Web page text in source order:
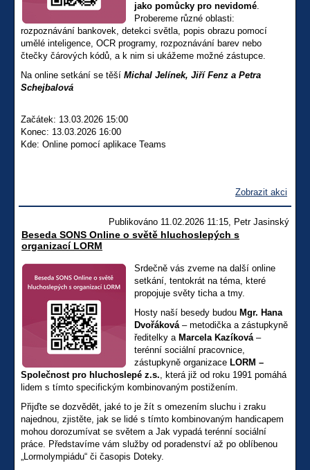
jako pomůcky pro nevidomé.
Probereme různé oblasti:
rozpoznávání bankovek, detekci světla, popis obrazu pomocí
umělé inteligence, OCR programy, rozpoznávání barev nebo
čtečky čárových kódů, a k nim si ukážeme možné zástupce.
Na online setkání se těší Michal Jelínek, Jiří Fenz a Petra
Schejbalová
Začátek: 13.03.2026 15:00
Konec: 13.03.2026 16:00
Kde: Online pomocí aplikace Teams
Zobrazit akci
Publikováno 11.02.2026 11:15, Petr Jasinský
Beseda SONS Online o světě hluchoslepých s
organizací LORM
Srdečně vás zveme na další online
setkání, tentokrát na téma, které
propojuje světy ticha a tmy.
Hosty naší besedy budou Mgr. Hana
Dvořáková– metodička a zástupkyně
ředitelky a Marcela Kazíková–
terénní sociální pracovnice,
zástupkyně organizace LORM –
Společnost pro hluchoslepé z.s., která již od roku 1991 pomáhá
lidem s tímto specifickým kombinovaným postižením.
Přijďte se dozvědět, jaké to je žít s omezením sluchu i zraku
najednou, zjistěte, jak se lidé s tímto kombinovaným handicapem
mohou dorozumívat se světem a Jak vypadá terénní sociální
práce. Představíme vám služby od poradenství až po oblíbenou
„Lormolympiádu“ či časopis Doteky.